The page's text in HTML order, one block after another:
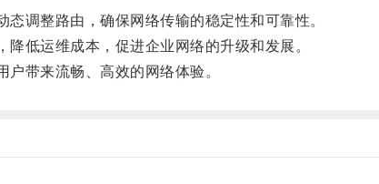
调整路由，确保网络传输的稳定性和可靠性。
低运维成本，促进企业网络的升级和发展。
带来流畅、高效的网络体验。